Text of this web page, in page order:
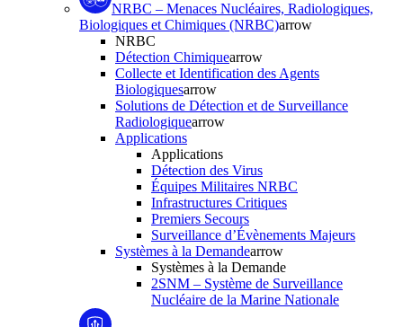
NRBC – Menaces Nucléaires, Radiologiques,
Biologiques et Chimiques (NRBC)arrow
NRBC
Détection Chimiquearrow
Collecte et Identification des Agents
Biologiquesarrow
Solutions de Détection et de Surveillance
Radiologiquearrow
Applications
Applications
Détection des Virus
Équipes Militaires NRBC
Infrastructures Critiques
Premiers Secours
Surveillance d’Évènements Majeurs
Systèmes à la Demandearrow
Systèmes à la Demande
2SNM – Système de Surveillance
Nucléaire de la Marine Nationale